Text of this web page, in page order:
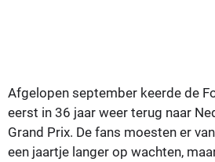
Afgelopen september keerde de
eerst in 36 jaar weer terug naar
Grand Prix. De fans moesten er
een jaartje langer op wachten,